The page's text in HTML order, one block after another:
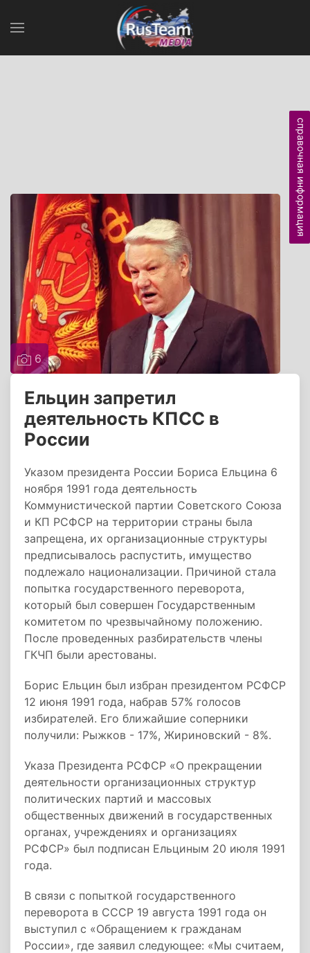
6
Ельцин запретил
деятельность КПСС в
России
Указом президента России Бориса Ельцина 6
ноября 1991 года деятельность
Коммунистической партии Советского Союза
и КП РСФСР на территории страны была
запрещена, их организационные структуры
предписывалось распустить, имущество
подлежало национализации. Причиной стала
попытка государственного переворота,
который был совершен Государственным
комитетом по чрезвычайному положению.
После проведенных разбирательств члены
ГКЧП были арестованы.
Борис Ельцин был избран президентом РСФСР
12 июня 1991 года, набрав 57% голосов
избирателей. Его ближайшие соперники
получили: Рыжков - 17%, Жириновский - 8%.
Указа Президента РСФСР «О прекращении
деятельности организационных структур
политических партий и массовых
общественных движений в государственных
органах, учреждениях и организациях
РСФСР» был подписан Ельциным 20 июля 1991
года.
В связи с попыткой государственного
переворота в СССР 19 августа 1991 года он
выступил с «Обращением к гражданам
России», где заявил следующее: «Мы считаем,
справочная информация